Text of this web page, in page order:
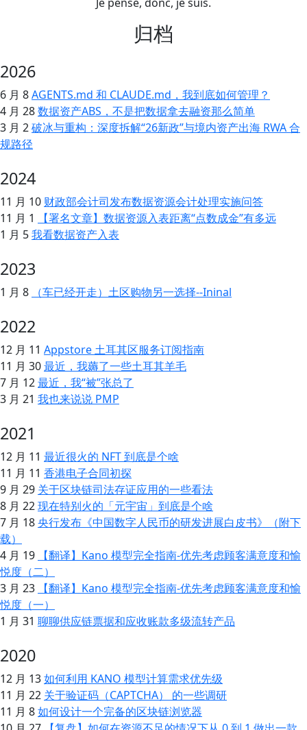
归档
2026
6 月 8AGENTS.md 和 CLAUDE.md，我到底如何管理？
4 月 28数据资产ABS，不是把数据拿去融资那么简单
3 月 2破冰与重构：深度拆解“26新政”与境内资产出海 RWA 合
规路径
2024
11 月 10 财政部会计司发布数据资源会计处理实施问答
11 月 1
【署名文章】数据资源入表距离“点数成金”有多远
1 月 5我看数据资产入表
2023
1 月 8 （车已经开走）土区购物另一选择--Ininal
2022
12 月 11 Appstore 土耳其区服务订阅指南
11 月 30最近，我薅了一些土耳其羊毛
7 月 12最近，我“被”张总了
3 月 21 我也来说说 PMP
2021
12 月 11 最近很火的 NFT 到底是个啥
11 月 11 香港电子合同初探
9 月 29 关于区块链司法存证应用的一些看法
8 月 22现在特别火的「元宇宙」到底是个啥
7 月 18央行发布《中国数字人民币的研发进展白皮书》（附下
载）
4 月 19
【翻译】Kano 模型完全指南-优先考虑顾客满意度和愉
悦度（二）
3 月 23
【翻译】Kano 模型完全指南-优先考虑顾客满意度和愉
悦度（一）
1 月 31 聊聊供应链票据和应收账款多级流转产品
2020
12 月 13如何利用 KANO 模型计算需求优先级
11 月 22 关于验证码（CAPTCHA） 的一些调研
11 月 8如何设计一个完备的区块链浏览器